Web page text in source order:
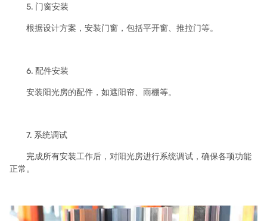
5. 门窗安装
根据设计方案，安装门窗，包括平开窗、推拉门等。
6. 配件安装
安装阳光房的配件，如遮阳帘、雨棚等。
7. 系统调试
完成所有安装工作后，对阳光房进行系统调试，确保各项功能
正常。